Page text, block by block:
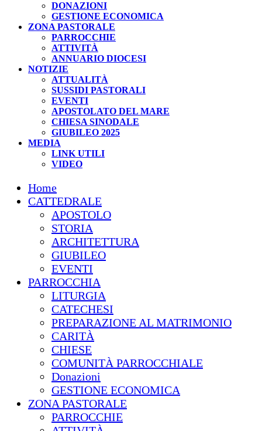
DONAZIONI
GESTIONE ECONOMICA
ZONA PASTORALE
PARROCCHIE
ATTIVITÀ
ANNUARIO DIOCESI
NOTIZIE
ATTUALITÀ
SUSSIDI PASTORALI
EVENTI
APOSTOLATO DEL MARE
CHIESA SINODALE
GIUBILEO 2025
MEDIA
LINK UTILI
VIDEO
Home
CATTEDRALE
APOSTOLO
STORIA
ARCHITETTURA
GIUBILEO
EVENTI
PARROCCHIA
LITURGIA
CATECHESI
PREPARAZIONE AL MATRIMONIO
CARITÀ
CHIESE
COMUNITÀ PARROCCHIALE
Donazioni
GESTIONE ECONOMICA
ZONA PASTORALE
PARROCCHIE